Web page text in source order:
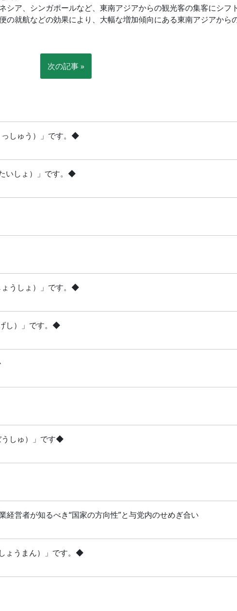
シア、シンガポールなど、東南アジアからの観光客の集客にシフ
の就航などの効果により、大幅な増加傾向にある東南アジアから
次の記事 »
しゅう）」です。◆
いしょ）」です。◆
うしょ）」です。◆
し）」です。◆
しゅ）」です◆
営者が知るべき“国家の方向性”と与党内のせめぎ合い
ょうまん）」です。◆